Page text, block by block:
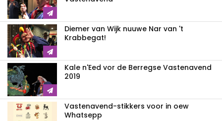
Diemer van Wijk nuuwe Nar van 't
Krabbegat!
Kale n'Eed vor de Berregse Vastenavend
2019
Vastenavend-stikkers voor in oew
Whatsepp